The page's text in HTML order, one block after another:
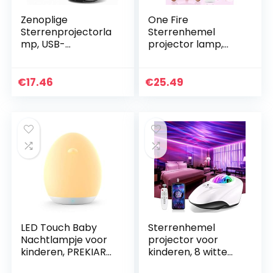
Zenoplige
Sterrenprojectorla
mp, USB-
nachtlampje voor
€17.46
One Fire
Sterrenhemel
projector lamp,
Nachtlampje
€25.49
LED Touch Baby
Nachtlampje voor
kinderen, PREKIAR
Sterrenhemel
projector voor
kinderen, 8 witte